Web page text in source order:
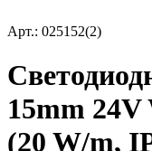
Арт.: 025152(2)
15mm 24V
(20 W/m,